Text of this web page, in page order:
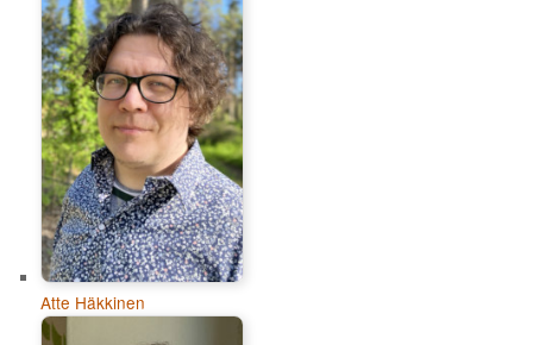
Atte Häkkinen